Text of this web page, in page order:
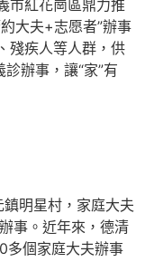
市紅花崗區鼎力推
大夫+志愿者”辦事
殘疾人等人群，供
辦事，讓“家”有
明星村，家庭大夫
事。近年來，德清
多個家庭大夫辦事